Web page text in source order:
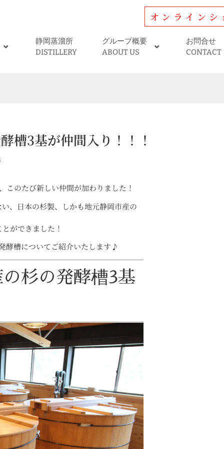
オンライン
静岡蒸溜所
DISTILLERY
グループ概要
ABOUT US
お問合せ
CONTACT
槽3基が仲間入り！！！
このたび新しい仲間が加わりました！
、日本の杉製、しかも地元静岡市産の
ができました！
酵槽についてご紹介いたします♪
杉の発酵槽3基